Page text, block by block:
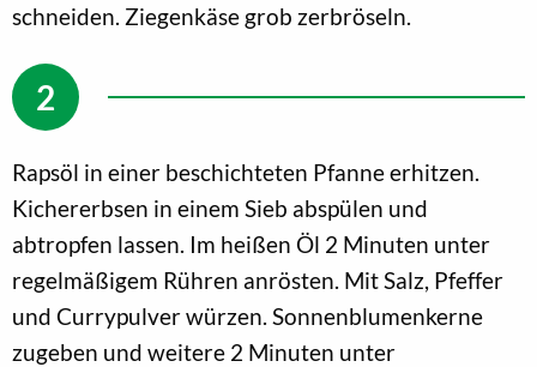
schneiden. Ziegenkäse grob zerbröseln.
Rapsöl in einer beschichteten Pfanne erhitzen.
Kichererbsen in einem Sieb abspülen und
abtropfen lassen. Im heißen Öl 2 Minuten unter
regelmäßigem Rühren anrösten. Mit Salz, Pfeffer
und Currypulver würzen. Sonnenblumenkerne
zugeben und weitere 2 Minuten unter